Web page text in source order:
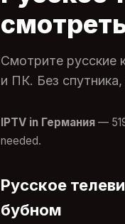
Смотрите русские
и ПК. Без
IPTV in Германия —
needed.
Русское
бубном